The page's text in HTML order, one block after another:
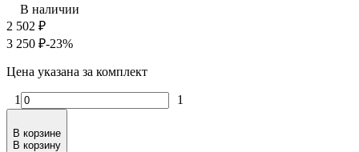
В наличии
2 502 ₽
3 250 ₽-23%
Цена указана за комплект
1 1
В корзине
В корзину